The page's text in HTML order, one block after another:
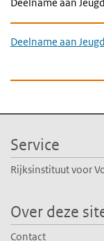
Deelname aan
Service
Rijksinstituut voor
Over deze
Contact